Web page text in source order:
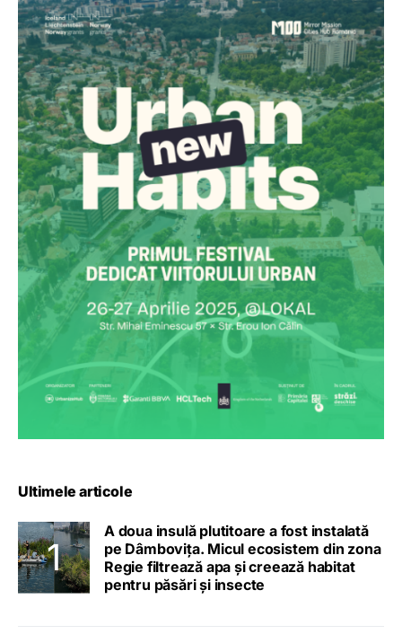
Ultimele articole
A doua insulă plutitoare a fost instalată
pe Dâmbovița. Micul ecosistem din zona
Regie filtrează apa și creează habitat
pentru păsări și insecte